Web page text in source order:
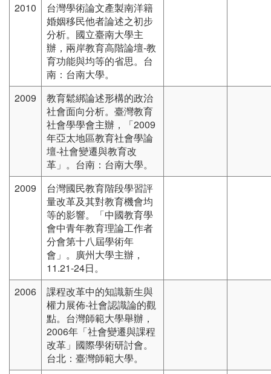
2010
台灣學術論文產製南洋籍
婚姻移民他者論述之初步
分析。國立臺南大學主
辦，兩岸教育高階論壇-教
育功能與均等的省思。台
南：台南大學。
2009
教育鬆綁論述形構的政治
社會面向分析。臺灣教育
社會學學會主辦，「2009
年亞太地區教育社會學論
壇-社會變遷與教育改
革」。台南：台南大學。
2009
台灣國民教育階段學習評
量改革及其對教育機會均
等的影響。「中國教育學
會中青年教育理論工作者
分會第十八屆學術年
會」。廣州大學主辦，
11.21-24日。
2006
課程改革中的知識新生與
權力展佈-社會認識論的觀
點。台灣師範大學舉辦，
2006年「社會變遷與課程
改革」國際學術研討會。
台北：臺灣師範大學。